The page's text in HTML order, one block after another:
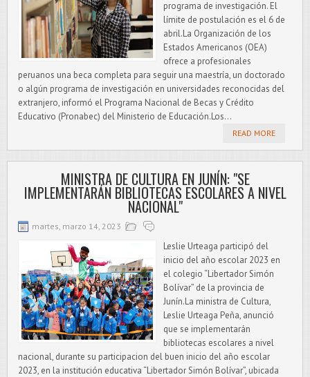
programa de investigación. El
límite de postulación es el 6 de
abril.La Organización de los
Estados Americanos (OEA)
ofrece a profesionales
peruanos una beca completa para seguir una maestría, un doctorado
o algún programa de investigación en universidades reconocidas del
extranjero, informó el Programa Nacional de Becas y Crédito
Educativo (Pronabec) del Ministerio de Educación.Los...
READ MORE
MINISTRA DE CULTURA EN JUNÍN: "SE
IMPLEMENTARÁN BIBLIOTECAS ESCOLARES A NIVEL
NACIONAL"
martes, marzo 14, 2023
Leslie Urteaga participó del
inicio del año escolar 2023 en
el colegio “Libertador Simón
Bolívar” de la provincia de
Junín.La ministra de Cultura,
Leslie Urteaga Peña, anunció
que se implementarán
bibliotecas escolares a nivel
nacional, durante su participacion del buen inicio del año escolar
2023, en la institución educativa “Libertador Simón Bolívar”, ubicada